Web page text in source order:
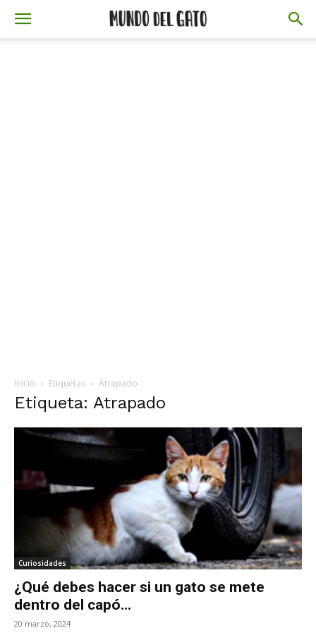
Inicio Etiquetas Atrapado
Etiqueta: Atrapado
Curiosidades
¿Qué debes hacer si un gato se mete
dentro del capó...
20 marzo, 2024